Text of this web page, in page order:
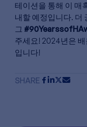
테이션을 통해 이 매
내할 예정입니다. 더
그
주세요! 2024년은
입니다!
SHARE